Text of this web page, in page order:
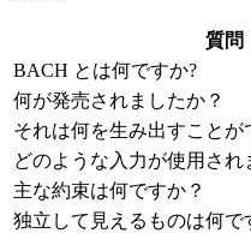
質問
BACH とは何ですか?
何が発売されましたか？
それは何を生み出すことが
どのような入力が使用され
主な約束は何ですか？
独立して見えるものは何で